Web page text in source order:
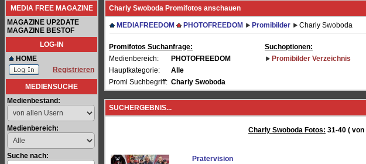
MEDIA FREE MAGAZINE
MAGAZINE UP2DATE
MAGAZINE BESTOF
LOG-IN
HOME
Registrieren
MEDIENSUCHE
Medienbestand:
Medienbereich:
Suche nach:
Charly Swoboda Promifotos anschauen
MEDIAFREEDOM PHOTOFREEDOM Promibilder Charly Swoboda
Promifotos Suchanfrage:
Medienbereich:
PHOTOFREEDOM
Hauptkategorie:
Alle
Promi Suchbegriff: Charly Swoboda
Suchoptionen:
Promibilder Verzeichnis
SUCHERGEBNIS...
Charly Swoboda Fotos: 31-40 (
Pratervision